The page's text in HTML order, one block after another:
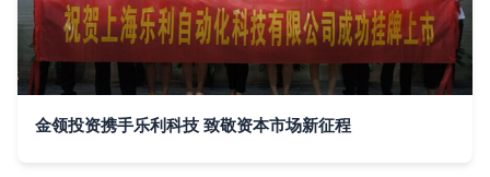
金领投资携手乐利科技 致敬资本市场新征程